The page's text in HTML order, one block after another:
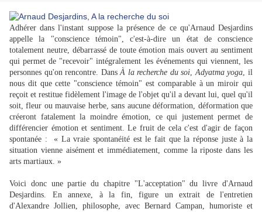
Adhérer dans l'instant suppose la présence de ce qu'Arnaud Desjardins
appelle la "conscience témoin", c'est-à-dire un état de conscience
totalement neutre, débarrassé de toute émotion mais ouvert au sentiment
qui permet de "recevoir" intégralement les événements qui viennent, les
personnes qu'on rencontre. DansÀ la recherche du soi,Adyatma yoga, il
nous dit que cette "conscience témoin" est comparable à un miroir qui
reçoit et restitue fidèlement l'image de l'objet qu'il a devant lui, quel qu'il
soit, fleur ou mauvaise herbe, sans aucune déformation, déformation que
créeront fatalement la moindre émotion, ce qui justement permet de
différencier émotion et sentiment. Le fruit de cela c'est d'agir de façon
spontanée : « La vraie spontanéité est le fait que la réponse juste à la
situation vienne aisément et immédiatement, comme la riposte dans les
arts martiaux. »
Voici donc une partie du chapitre "L'acceptation" du livre d'Arnaud
Desjardins. En annexe, à la fin, figure un extrait de l'entretien
d'Alexandre Jollien, philosophe, avec Bernard Campan, humoriste et